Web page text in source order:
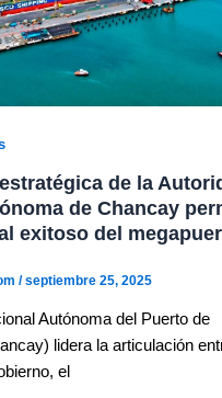
de la
de Chancay
exitoso del
/septiembre 25, 2025
Autónoma del Puerto de
lidera la articulación
el